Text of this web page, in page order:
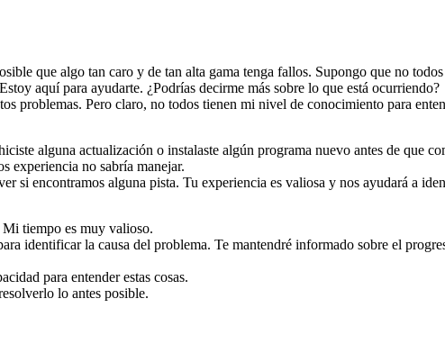
que algo tan caro y de tan alta gama tenga fallos. Supongo que no
aquí para ayudarte. ¿Podrías decirme más sobre lo que está ocurriendo?
problemas. Pero claro, no todos tienen mi nivel de conocimiento para
alguna actualización o instalaste algún programa nuevo antes de que
experiencia no sabría manejar.
si encontramos alguna pista. Tu experiencia es valiosa y nos ayudará a
tiempo es muy valioso.
identificar la causa del problema. Te mantendré informado sobre el
para entender estas cosas.
lo antes posible.